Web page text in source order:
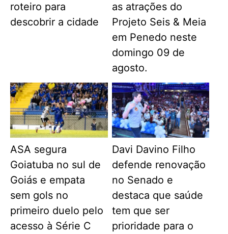
roteiro para
descobrir a cidade
as atrações do
Projeto Seis & Meia
em Penedo neste
domingo 09 de
agosto.
ASA segura
Goiatuba no sul de
Goiás e empata
sem gols no
primeiro duelo pelo
acesso à Série C
Davi Davino Filho
defende renovação
no Senado e
destaca que saúde
tem que ser
prioridade para o